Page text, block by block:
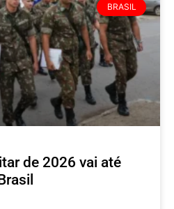
BRASIL
de 2026 vai até